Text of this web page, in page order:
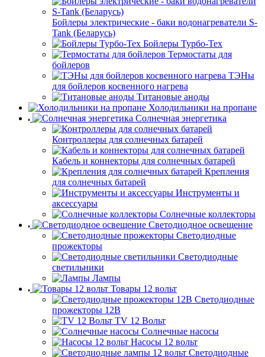
Бойлеры электрические - баки водонагреватели S-
Tank (Беларусь)
Бойлеры Турбо-Тех
Термостаты для
бойлеров
ТЭНы
для бойлеров косвенного нагрева
Титановые аноды
Холодильники на пропане
Солнечная энергетика
Контроллеры для солнечных батарей
Кабель и коннекторы для солнечных батарей
Крепления
для солнечных батарей
Инструменты и
аксессуары
Солнечные коллекторы
Светодиодное освещение
Светодиодные
прожекторы
Светодиодные
светильники
Лампы
Товары 12 вольт
Светодиодные
прожекторы 12В
TV 12 Вольт
Солнечные насосы
Насосы 12 вольт
Светодиодные